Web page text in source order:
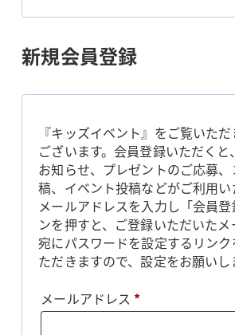
新規会員登録
『キッズイベント』をご覧いた
ございます。会員登録いただくと
お知らせ、プレゼントのご応募
稿、イベント投稿などがご利用い
メールアドレスを入力し「会員
ンを押すと、ご登録いただいたメ
宛にパスワードを設定するリン
ただきますので、設定をお願いし
メールアドレス *必